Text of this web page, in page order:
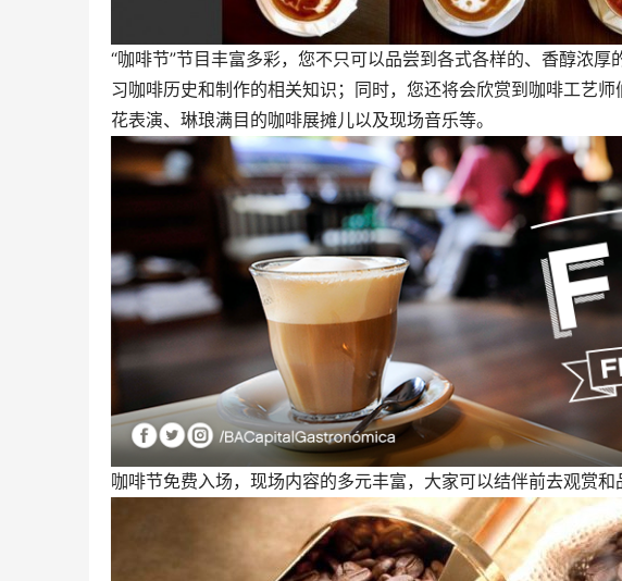
“咖啡节”节目丰富多彩，您不只可以品尝到各式各样的、香醇浓
习咖啡历史和制作的相关知识；同时，您还将会欣赏到咖啡工艺
花表演、琳琅满目的咖啡展摊儿以及现场音乐等。
咖啡节免费入场，现场内容的多元丰富，大家可以结伴前去观赏和